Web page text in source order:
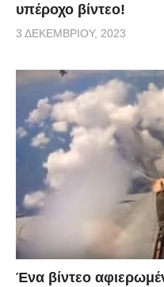
υπέροχο βίντεο!
3 ΔΕΚΕΜΒΡΊΟΥ, 2023
Ένα βίντεο